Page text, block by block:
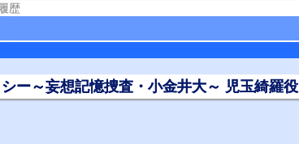
歴
ー～妄想記憶捜査・小金井大～ 児玉綺羅役